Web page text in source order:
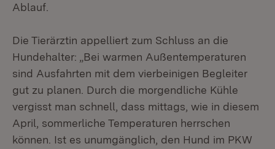
Ablauf.
Die Tierärztin appelliert zum Schluss an die
Hundehalter: „Bei warmen Außentemperaturen
sind Ausfahrten mit dem vierbeinigen Begleiter
gut zu planen. Durch die morgendliche Kühle
vergisst man schnell, dass mittags, wie in diesem
April, sommerliche Temperaturen herrschen
können. Ist es unumgänglich, den Hund im PKW